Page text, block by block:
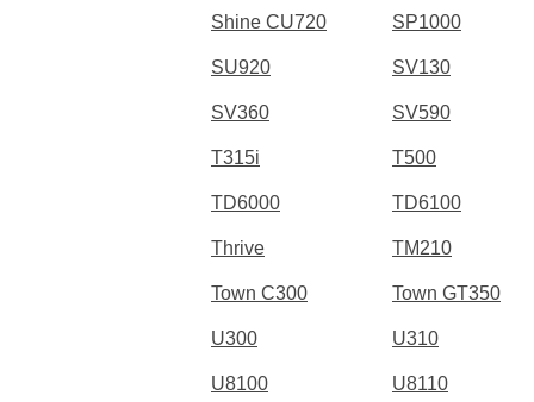
Shine CU720 SP1000
SU920 SV130
SV360 SV590
T315i T500
TD6000 TD6100
Thrive TM210
Town C300 Town GT350
U300 U310
U8100 U8110